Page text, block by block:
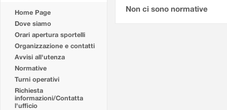
Home Page
Dove siamo
Orari apertura sportelli
Organizzazione e contatti
Avvisi all'utenza
Normative
Turni operativi
Richiesta
informazioni/Contatta
l'ufficio
Non ci sono normative